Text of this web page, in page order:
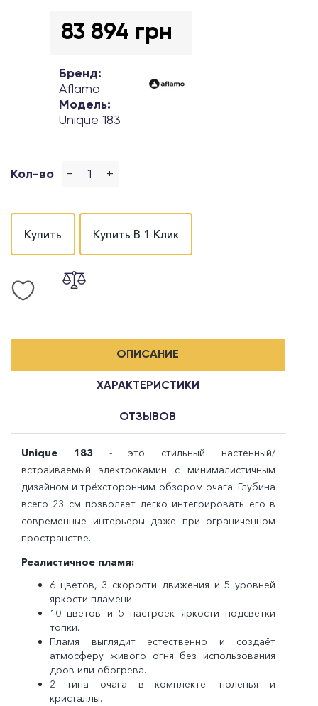
83 894 грн
Бренд:
Aflamo
Модель:
Unique 183
Кол-во - +
Купить Купить В 1 Клик
ОПИСАНИЕ
ХАРАКТЕРИСТИКИ
ОТЗЫВОВ
Unique 183 - это стильный настенный/
встраиваемый электрокамин с минималистичным
дизайном и трёхсторонним обзором очага. Глубина
всего 23 см позволяет легко интегрировать его в
современные интерьеры даже при ограниченном
пространстве.
Реалистичное пламя:
6 цветов, 3 скорости движения и 5 уровней
яркости пламени.
10 цветов и 5 настроек яркости подсветки
топки.
Пламя выглядит естественно и создаёт
атмосферу живого огня без использования
дров или обогрева.
2 типа очага в комплекте: поленья и
кристаллы.